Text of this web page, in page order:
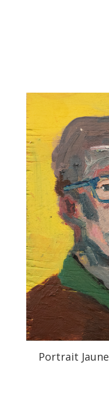
Portrait Jaune